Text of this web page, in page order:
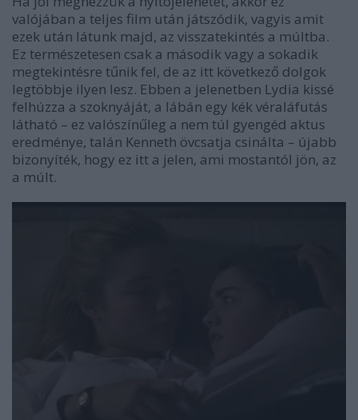
valójában a teljes film után játszódik, vagyis amit
ezek után látunk majd, az visszatekintés a múltba.
Ez természetesen csak a második vagy a sokadik
megtekintésre tűnik fel, de az itt következő dolgok
legtöbbje ilyen lesz. Ebben a jelenetben Lydia kissé
felhúzza a szoknyáját, a lábán egy kék véraláfutás
látható – ez valószínűleg a nem túl gyengéd aktus
eredménye, talán Kenneth övcsatja csinálta – újabb
bizonyíték, hogy ez itt a jelen, ami mostantól jön, az
a múlt.